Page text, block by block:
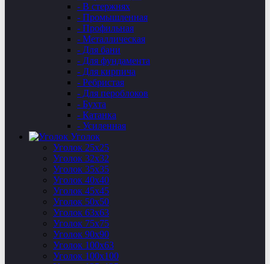
- В стержнях
- Промышленная
- Профильная
- Металлическая
- Для бани
- Для фундамента
- Для кирпича
- Ребристая
- Для пероблоков
- Бухта
- Катанка
- Усиленная
Уголок
Уголок 25х25
Уголок 32х32
Уголок 35х35
Уголок 40х40
Уголок 45х45
Уголок 50х50
Уголок 63х63
Уголок 75х75
Уголок 90х90
Уголок 100х63
Уголок 100х100